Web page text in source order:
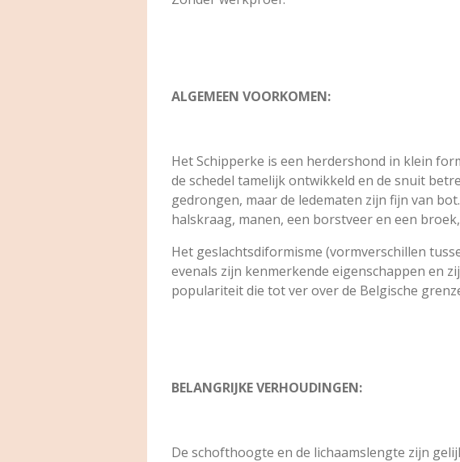
ALGEMEEN VOORKOMEN:
Het Schipperke is een herdershond in klein
de schedel tamelijk ontwikkeld en de snuit
gedrongen, maar de ledematen zijn fijn van
halskraag, manen, een borstveer en een
Het geslachtsdiformisme (vormverschillen
evenals zijn kenmerkende eigenschappen en
populariteit die tot ver over de Belgische
BELANGRIJKE VERHOUDINGEN:
De schofthoogte en de lichaamslengte zijn